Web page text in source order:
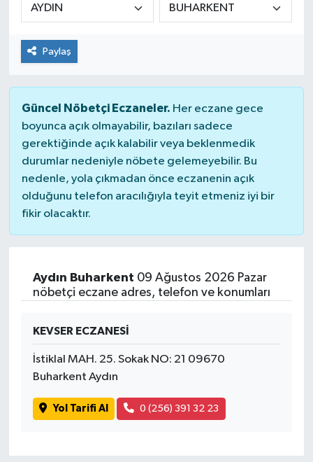
Paylaş
Güncel Nöbetçi Eczaneler. Her eczane gece
boyunca açık olmayabilir, bazıları sadece
gerektiğinde açık kalabilir veya beklenmedik
durumlar nedeniyle nöbete gelemeyebilir. Bu
nedenle, yola çıkmadan önce eczanenin açık
olduğunu telefon aracılığıyla teyit etmeniz iyi bir
fikir olacaktır.
Aydın Buharkent 09 Ağustos 2026 Pazar
nöbetçi eczane adres, telefon ve konumları
KEVSER ECZANESİ
İstiklal MAH. 25. Sokak NO: 21 09670
Buharkent Aydın
Yol Tarifi Al 0 (256) 391 32 23